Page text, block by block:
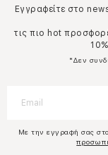
Εγγραφείτε στο
τις πιο hot
*Δεν
Με την εγγραφή σας